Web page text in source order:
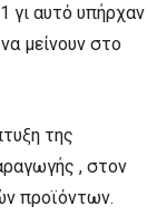
γι αυτό υπήρχαν
μείνουν στο
της
, στον
προϊόντων.